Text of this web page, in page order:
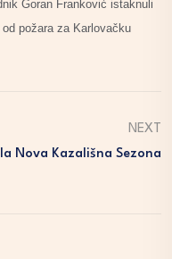
Goran Franković istaknuli
požara za Karlovačku
NEXT
Nova Kazališna Sezona